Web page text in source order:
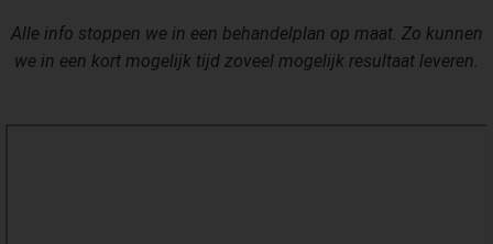
Alle info stoppen we in een behandelplan op maat. Zo kunnen
we in een kort mogelijk tijd zoveel mogelijk resultaat leveren.